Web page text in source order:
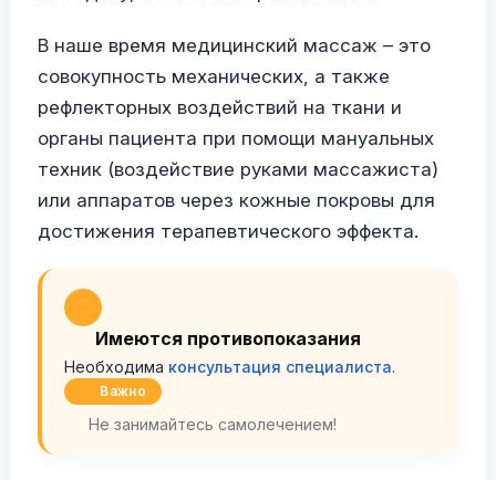
В наше время медицинский массаж – это
совокупность механических, а также
рефлекторных воздействий на ткани и
органы пациента при помощи мануальных
техник (воздействие руками массажиста)
или аппаратов через кожные покровы для
достижения терапевтического эффекта.
Имеются противопоказания
Необходима консультация специалиста.
Важно
Не занимайтесь самолечением!